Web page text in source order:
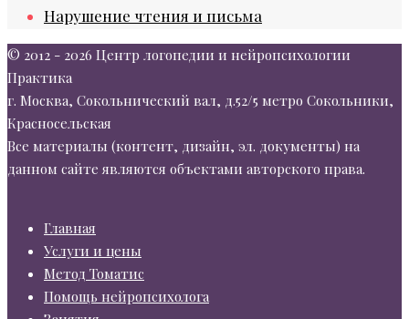
Нарушение чтения и письма
© 2012 - 2026 Центр логопедии и нейропсихологии
Практика
г. Москва, Сокольнический вал, д.52/5 метро Сокольники,
Красносельская
Все материалы (контент, дизайн, эл. документы) на
данном сайте являются объектами авторского права.
Главная
Услуги и цены
Метод Томатис
Помощь нейропсихолога